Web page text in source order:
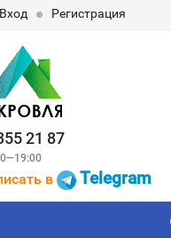
Вход Регистрация
21 87
в Telegram